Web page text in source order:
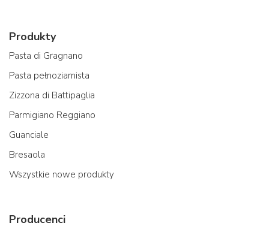
Produkty
Pasta di Gragnano
Pasta pełnoziarnista
Zizzona di Battipaglia
Parmigiano Reggiano
Guanciale
Bresaola
Wszystkie nowe produkty
Producenci